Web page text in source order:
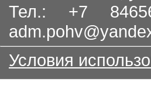
Тел.: +7
Условия